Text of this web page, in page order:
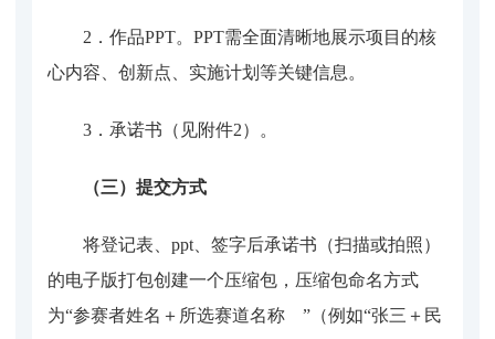
2．作品PPT。PPT需全面清晰地展示项目的核
心内容、创新点、实施计划等关键信息。
3．承诺书（见附件2）。
（三）提交方式
将登记表、 ppt、签字后承诺书（扫描或拍照）
的电子版打包创建一个压缩包，压缩包命名方式
为“参赛者姓名＋所选赛道名称 ”（例如“张三＋民